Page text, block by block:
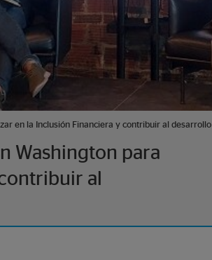
en la Inclusión Financiera y contribuir al desarrollo
Washington para
al